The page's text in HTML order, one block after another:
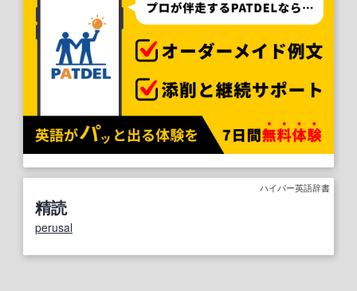
ハイパー英語辞書
精読
perusal